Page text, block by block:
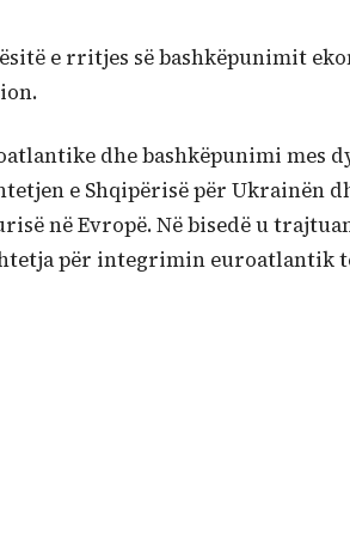
e rritjes së bashkëpunimit
dhe bashkëpunimi mes
e Shqipërisë për Ukrainën
në Evropë. Në bisedë u
për integrimin euroatlantik